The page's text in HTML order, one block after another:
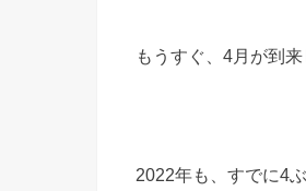
もうすぐ、4月が到
2022年も、すでに4